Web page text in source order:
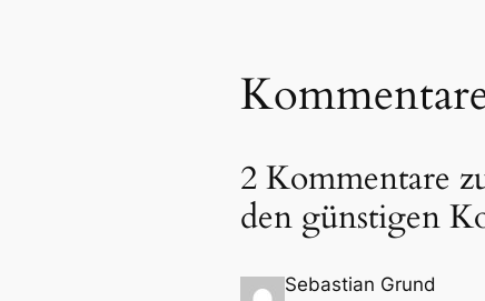
2 Kommentare
den günstigen
Sebastian Grund